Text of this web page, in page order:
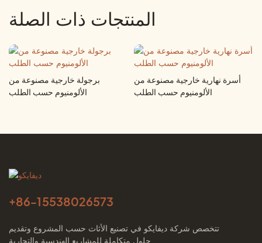
المنتجات ذات الصلة
برجولة خارجية مصنوعة من
الألومنيوم حسب الطلب
أسرة نهارية خارجية مصنوعة من
الألومنيوم حسب الطلب
+86-15538026573
تتخصص شركة ديفايكو في تصنيع الأثاث حسب المشروع وتقديم
حلول متكاملة للمشاريع الهندسية والتجارية